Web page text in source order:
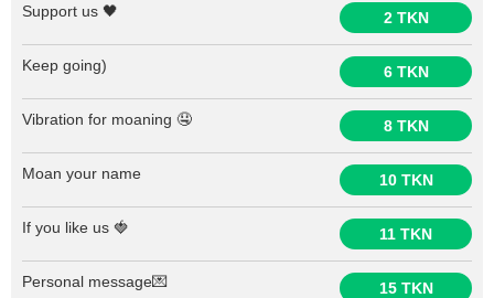
Support us 🖤 2 TKN
Keep going) 6 TKN
Vibration for moaning 🤤 8 TKN
Moan your name 10 TKN
If you like us 🍓 11 TKN
Personal message💌 15 TKN